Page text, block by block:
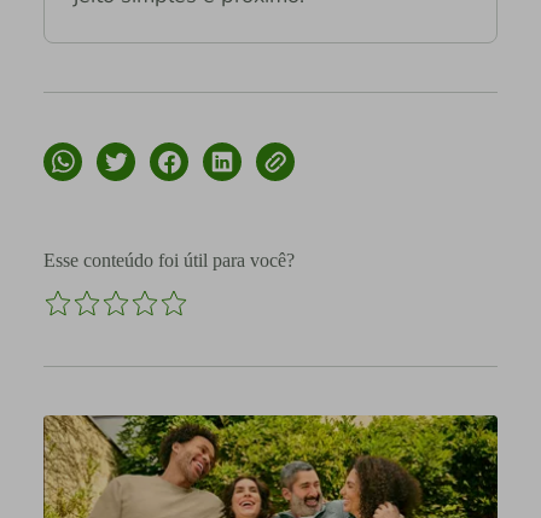
Esse conteúdo foi útil para você?